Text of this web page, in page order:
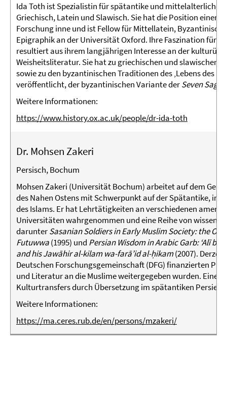
Ida Toth ist Spezialistin für spätantike und mittelalterliche
Griechisch, Latein und Slawisch. Sie hat die Position einer
Forschung inne und ist Fellow für Mittellatein,
Epigraphik an der Universität Oxford. Ihre Faszination für
resultiert aus ihrem langjährigen Interesse an der
Weisheitsliteratur. Sie hat zu griechischen und slawischen
sowie zu den byzantinischen Traditionen des ‚Lebens des
veröffentlicht, der byzantinischen Variante derSeven Sages
Weitere Informationen:
https://www.history.ox.ac.uk/people/dr-ida-toth
Dr. Mohsen Zakeri
Persisch, Bochum
Mohsen Zakeri (Universität Bochum) arbeitet auf dem
des Nahen Ostens mit Schwerpunkt auf der Spätantike,
des Islams. Er hat Lehrtätigkeiten an verschiedenen
Universitäten wahrgenommen und eine Reihe von
darunterSasanian Soldiers in Early Muslim Society: the
Futuwwa(1995) und Persian Wisdom in Arabic Garb: ‘Alī b.
and his Jawāhir al-kilam wa-farā’id al-ḥikam(2007).
Deutschen Forschungsgemeinschaft (DFG) finanzierten
und Literatur an die Muslime weitergegeben wurden. Eine
Kulturtransfers durch Übersetzung im spätantiken Persien“
Weitere Informationen:
https://ma.ceres.rub.de/en/persons/mzakeri/